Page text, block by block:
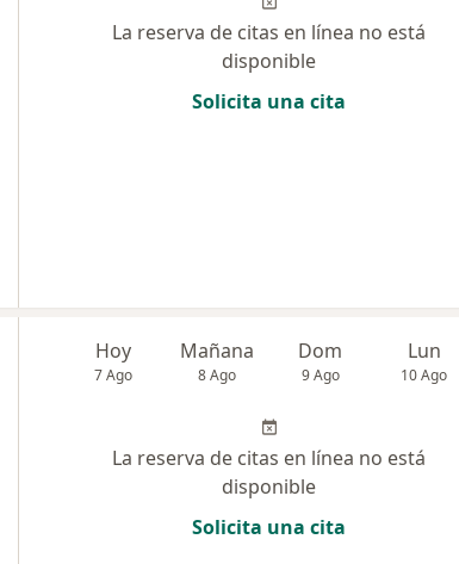
La reserva de citas en línea no está
disponible
Solicita una cita
Hoy
7 Ago
Mañana
8 Ago
Dom
9 Ago
Lun
10 Ago
La reserva de citas en línea no está
disponible
Solicita una cita